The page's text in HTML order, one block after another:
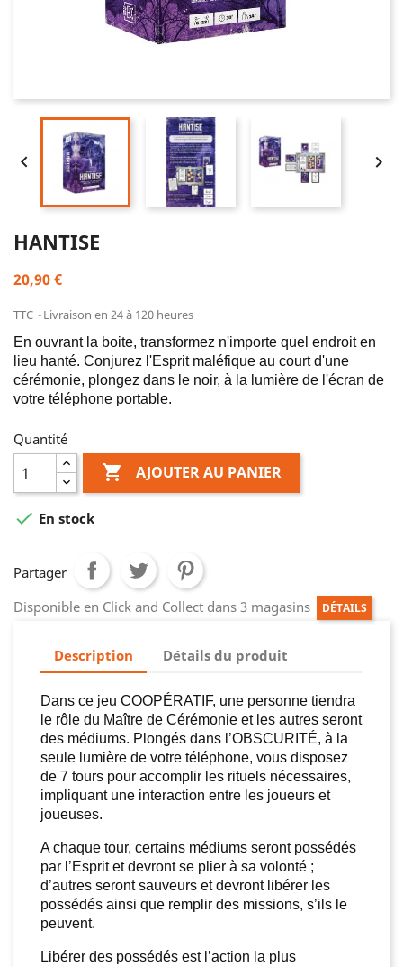
 
HANTISE
20,90 €
TTC Livraison en 24 à 120 heures
En ouvrant la boite, transformez n'importe quel endroit en
lieu hanté. Conjurez l'Esprit maléfique au court d'une
cérémonie, plongez dans le noir, à la lumière de l'écran de
votre téléphone portable.
Quantité
 AJOUTER AU PANIER
 En stock
Partager
Disponible en Click and Collect dans 3 magasins
DÉTAILS
Description Détails du produit
Dans ce jeu COOPÉRATIF, une personne tiendra
le rôle du Maître de Cérémonie et les autres seront
des médiums. Plongés dans l’OBSCURITÉ, à la
seule lumière de votre téléphone, vous disposez
de 7 tours pour accomplir les rituels nécessaires,
impliquant une interaction entre les joueurs et
joueuses.
A chaque tour, certains médiums seront possédés
par l’Esprit et devront se plier à sa volonté ;
d’autres seront sauveurs et devront libérer les
possédés ainsi que remplir des missions, s’ils le
peuvent.
Libérer des possédés est l’action la plus